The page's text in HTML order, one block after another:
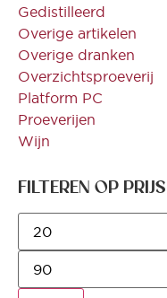
Gedistilleerd
Overige artikelen
Overige dranken
Overzichtsproeverij
Platform PC
Proeverijen
Wijn
FILTEREN OP PRIJS